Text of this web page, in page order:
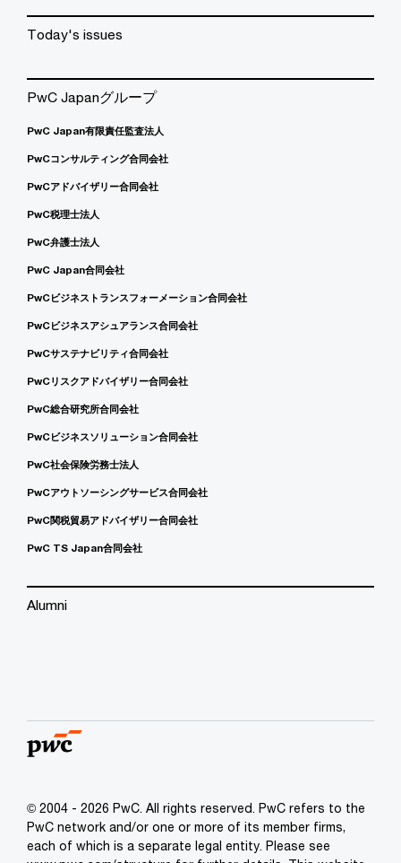
Today's issues
PwC Japanグループ
PwC Japan有限責任監査法人
PwCコンサルティング合同会社
PwCアドバイザリー合同会社
PwC税理士法人
PwC弁護士法人
PwC Japan合同会社
PwCビジネストランスフォーメーション合同会社
PwCビジネスアシュアランス合同会社
PwCサステナビリティ合同会社
PwCリスクアドバイザリー合同会社
PwC総合研究所合同会社
PwCビジネスソリューション合同会社
PwC社会保険労務士法人
PwCアウトソーシングサービス合同会社
PwC関税貿易アドバイザリー合同会社
PwC TS Japan合同会社
Alumni
© 2004 - 2026 PwC. All rights reserved. PwC refers to the
PwC network and/or one or more of its member firms,
each of which is a separate legal entity. Please see